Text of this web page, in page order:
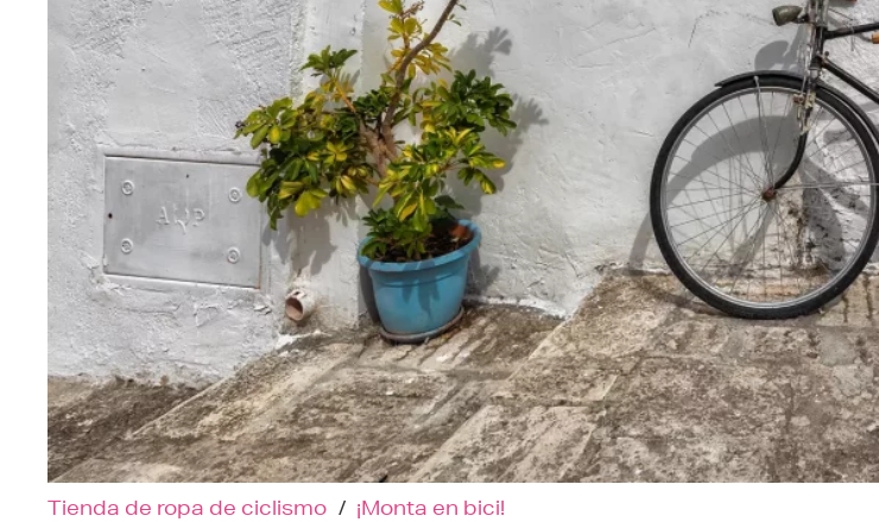
Tienda de ropa de ciclismo / ¡Monta en bici!